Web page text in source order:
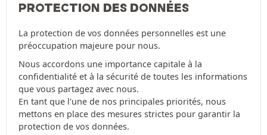
PROTECTION DES DONNÉES
La protection de vos données personnelles est une
préoccupation majeure pour nous.
Nous accordons une importance capitale à la
confidentialité et à la sécurité de toutes les informations
que vous partagez avec nous.
En tant que l'une de nos principales priorités, nous
mettons en place des mesures strictes pour garantir la
protection de vos données.